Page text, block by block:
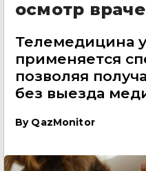
осмотр
Телемедицина
применяется
позволяя
без выезда
By QazMonitor